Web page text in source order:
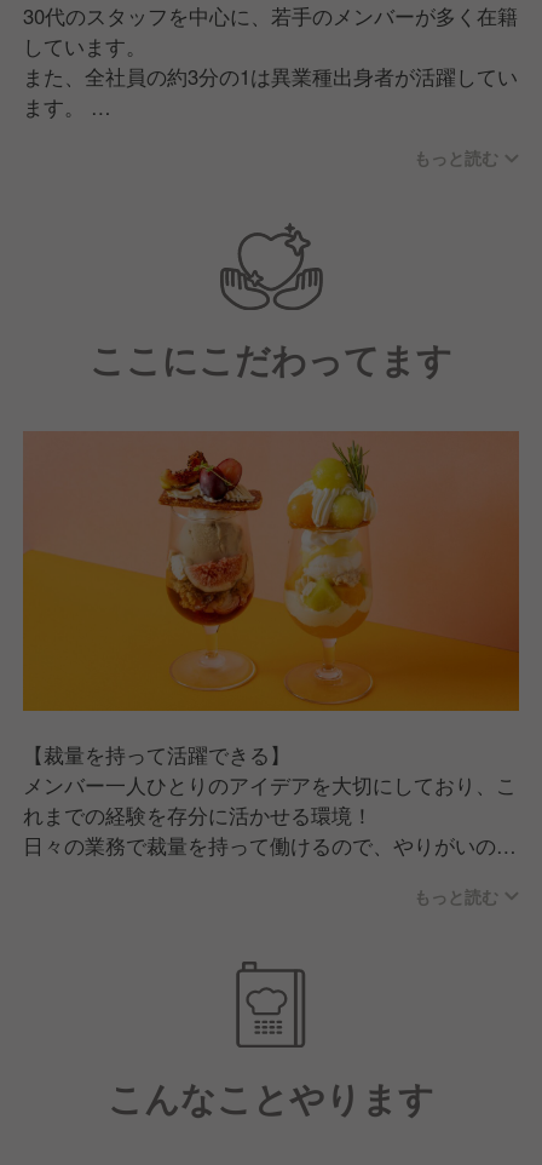
30代のスタッフを中心に、若手のメンバーが多く在籍
しています。
また、全社員の約3分の1は異業種出身者が活躍してい
ます。
思いやりのあるメンバーばかりなので、困ったときも
新しく入社される方も、安心してスタートできる職場
づくりを心がけています。
また、街づくりが好きなメンバーが集まり、それぞれ
の街が持つ文化や歴史を大切にしながら、上質な空間
づくりに情熱を注いでいます。
もっと読む
ここにこだわってます
【裁量を持って活躍できる】
メンバー一人ひとりのアイデアを大切にしており、こ
れまでの経験を存分に活かせる環境！
日々の業務で裁量を持って働けるので、やりがいのあ
様々な業態を展開しているため、他ブランドへのキャ
リアチェンジも可能です。
飲食店での経験を活かしてホテルで活躍するなど、当
社ならではのキャリアステップを描けます。
もっと読む
こんなことやります